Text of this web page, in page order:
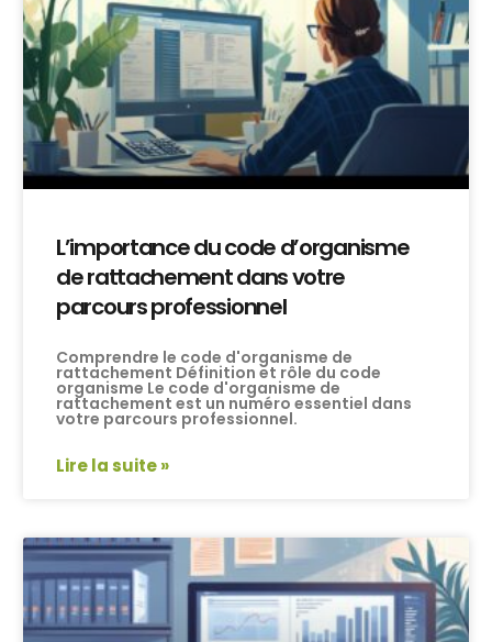
L’importance du code d’organisme
de rattachement dans votre
parcours professionnel
Comprendre le code d'organisme de
rattachement Définition et rôle du code
organisme Le code d'organisme de
rattachement est un numéro essentiel dans
votre parcours professionnel.
Lire la suite »